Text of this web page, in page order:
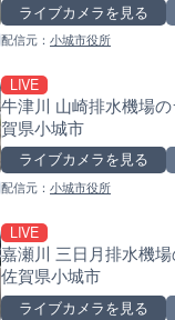
ライブカメラを見る
配信元： 小城市役所
LIVE
牛津川 山崎排水機場
賀県小城市
ライブカメラを見る
配信元： 小城市役所
LIVE
嘉瀬川 三日月排水機
佐賀県小城市
ライブカメラを見る